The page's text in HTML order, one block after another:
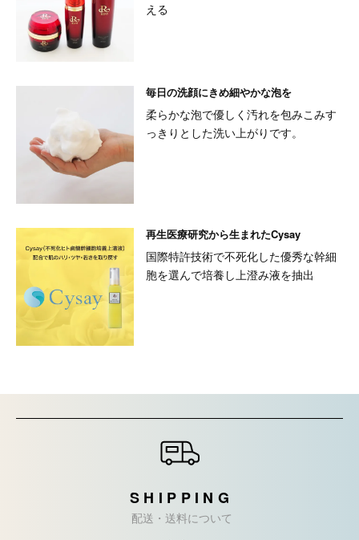
える
毎日の洗顔にきめ細やかな泡を
柔らかな泡で優しく汚れを包みこみす
っきりとした洗い上がりです。
再生医療研究から生まれたCysay
国際特許技術で不死化した優秀な幹細
胞を選んで培養し上澄み液を抽出
SHIPPING
配送・送料について